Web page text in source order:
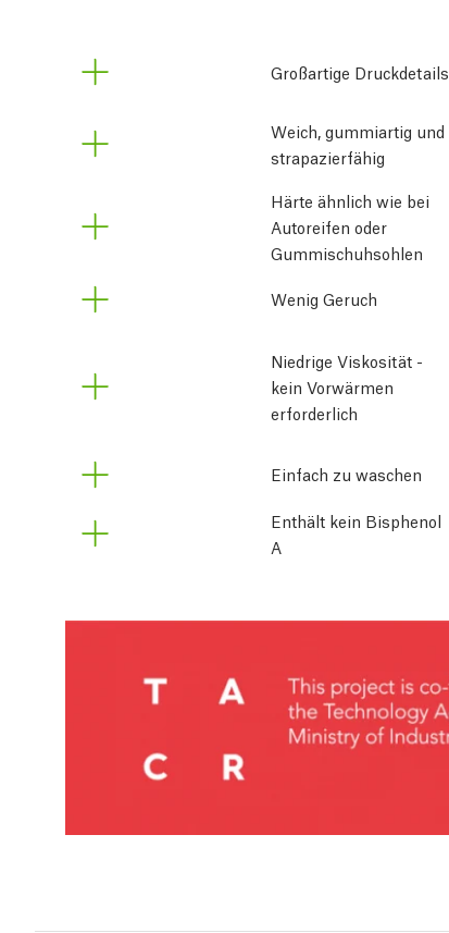
Großartige Druckdetails
Weich, gummiartig und
strapazierfähig
Härte ähnlich wie bei
Autoreifen oder
Gummischuhsohlen
Wenig Geruch
Niedrige Viskosität -
kein Vorwärmen
erforderlich
Einfach zu waschen
Enthält kein Bisphenol
A